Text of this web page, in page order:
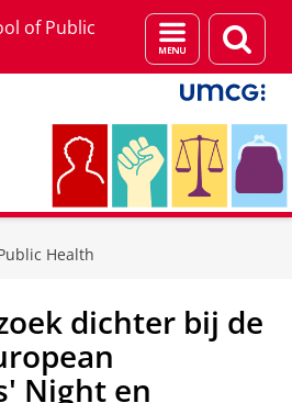
of Public
Menu
en
zoeken
Health
dichter bij de
Night en